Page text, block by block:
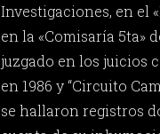
Investigaciones, en el
en la «Comisaría 5ta»
juzgado en los juicios
en 1986 y “Circuito
se hallaron registros